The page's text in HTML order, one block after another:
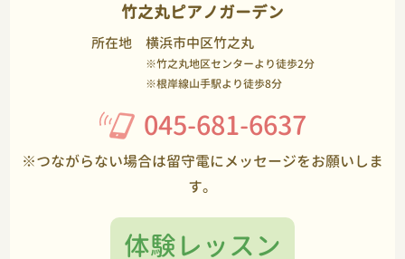
竹之丸ピアノガーデン
所在地 横浜市中区竹之丸
※竹之丸地区センターより徒歩2分
※根岸線山手駅より徒歩8分
045-681-6637
※つながらない場合は留守電にメッセージをお願いしま
す。
体験レッスン